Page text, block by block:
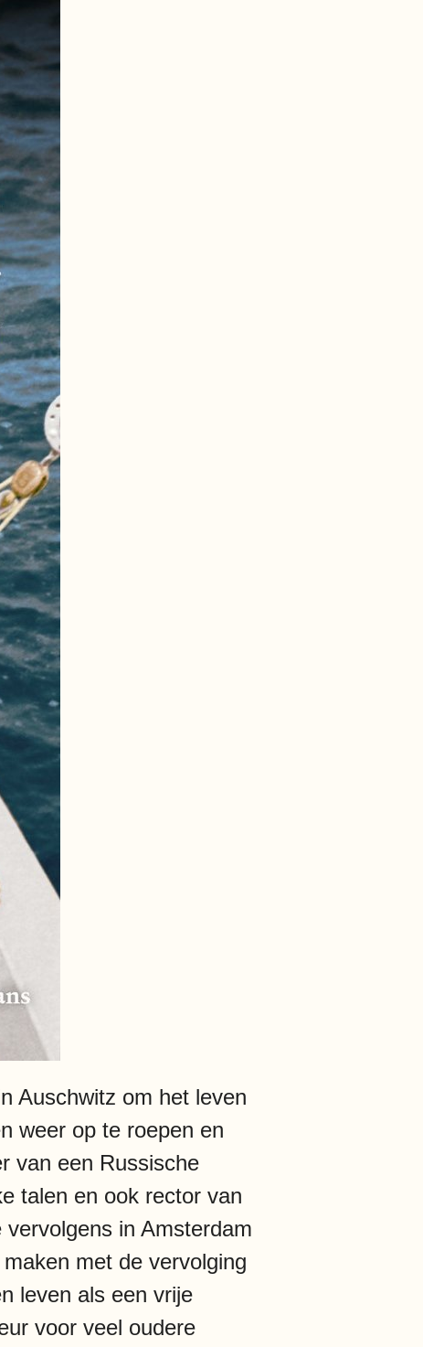
Auschwitz om het leven
weer op te roepen en
van een Russische
talen en ook rector van
in Amsterdam
met de vervolging
leven als een vrije
voor veel oudere